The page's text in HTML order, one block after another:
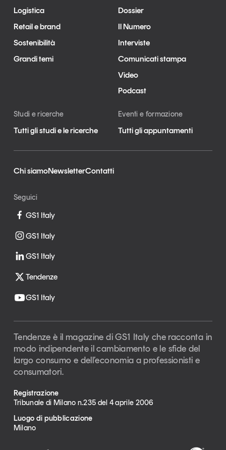
Logistica
Retail e brand
Sostenibilità
Grandi temi
Dossier
Il Numero
Interviste
Comunicati stampa
Video
Podcast
Studi e ricerche
Tutti gli studi e le ricerche
Eventi e formazione
Tutti gli appuntamenti
Chi siamoNewsletterContatti
Seguici
GS1 Italy
GS1 Italy
GS1 Italy
Tendenze
GS1 Italy
Tendenze è il magazine di GS1 Italy che racconta in
modo indipendente il cambiamento e le sfide del
largo consumo e dell’economia a professionisti e
consumatori.
Registrazione
Tribunale di Milano n.235 del 4 aprile 2006
Luogo di pubblicazione
Milano